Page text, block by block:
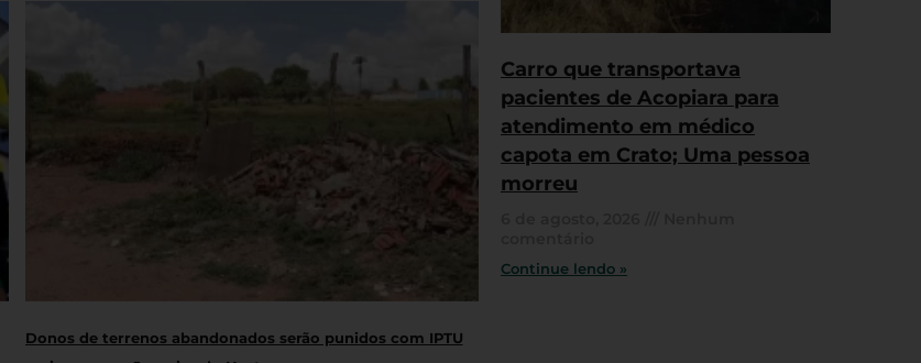
Donos de terrenos abandonados serão punidos com IPTU
Carro que transportava
pacientes de Acopiara para
atendimento em médico
capota em Crato; Uma pessoa
morreu
Continue lendo »